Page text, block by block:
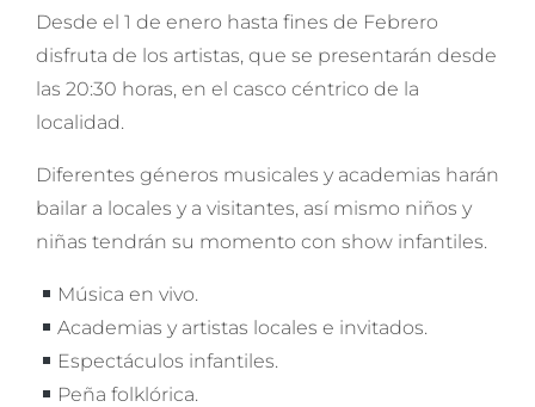
Desde el 1 de enero hasta fines de Febrero
disfruta de los artistas, que se presentarán desde
las 20:30 horas, en el casco céntrico de la
localidad.
Diferentes géneros musicales y academias harán
bailar a locales y a visitantes, así mismo niños y
niñas tendrán su momento con show infantiles.
Música en vivo.
Academias y artistas locales e invitados.
Espectáculos infantiles.
Peña folklórica.